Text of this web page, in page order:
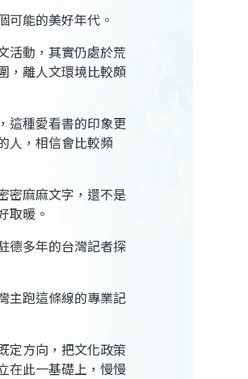
能的美好年代。
活動，其實仍處於荒
，離人文環境比較頗
這種愛看書的印象更
人，相信會比較頻
密麻麻文字，還不是
取暖。
德多年的台灣記者探
主跑這條線的專業記
定方向，把文化政策
在此一基礎上，慢慢